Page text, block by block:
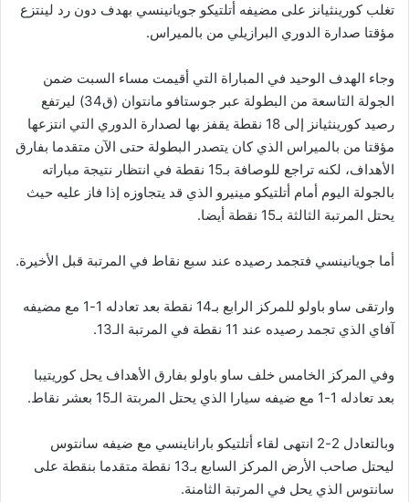
تغلب كورينثيانز على مضيفه أتلتيكو جويانينسي بهدف دون رد لينتزع
مؤقتا صدارة الدوري البرازيلي من بالميراس.
وجاء الهدف الوحيد في المباراة التي أقيمت مساء السبت ضمن
الجولة التاسعة من البطولة عبر جوستافو مانتوان (ق34) ليرتفع
رصيد كورينثيانز إلى 18 نقطة يقفز بها لصدارة الدوري التي انتزعها
مؤقتا من بالميراس الذي كان يتصدر البطولة حتى الآن متقدما بفارق
الأهداف، لكنه تراجع للوصافة بـ15 نقطة في انتظار نتيجة مباراته
بالجولة اليوم أمام أتلتيكو مينيرو الذي قد يتجاوزه إذا فاز عليه حيث
يحتل المرتبة الثالثة بـ15 نقطة أيضا.
أما جويانينسي فتجمد رصيده عند سبع نقاط في المرتبة قبل الأخيرة.
وارتقى ساو باولو للمركز الرابع بـ14 نقطة بعد تعادله 1-1 مع مضيفه
آفاي الذي تجمد رصيده عند 11 نقطة في المرتبة الـ13.
وفي المركز الخامس خلف ساو باولو بفارق الأهداف يحل كوريتيبا
بعد تعادله 1-1 مع ضيفه سيارا الذي يحتل المربتة الـ15 بعشر نقاط.
وبالتعادل 2-2 انتهى لقاء أتلتيكو باراناينسي مع ضيفه سانتوس
ليحتل صاحب الأرض المركز السابع بـ13 نقطة متقدما بنقطة على
سانتوس الذي يحل في المرتبة الثامنة.